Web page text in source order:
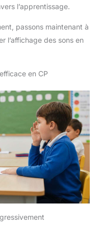
l’apprentissage.
passons maintenant à
l’affichage des sons en
en CP